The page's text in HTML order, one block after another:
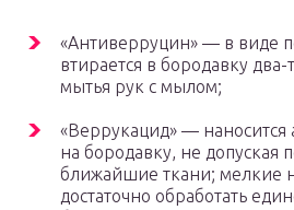
«Антиверруцин» — в виде
втирается в бородавку
мытья рук с мылом;
«Веррукацид» — наносится
на бородавку, не допуская
ближайшие ткани; мелкие
достаточно обработать